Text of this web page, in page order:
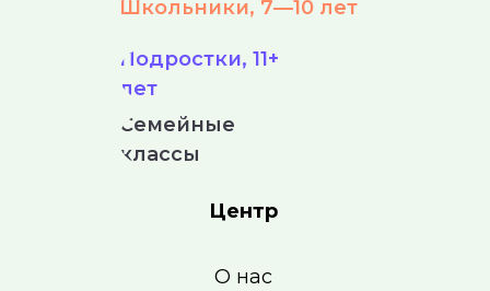
Школьники, 7—10 лет
Подростки, 11+
лет
О нас
Семейные
классы
Центр